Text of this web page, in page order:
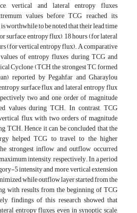
vertical and lateral entropy fluxes
values before TCG reached its
worthwhile to be noted that their lead time
surface entropy flux), 18 hours (for lateral
(for vertical entropy flux). A comparative
of entropy fluxes during TCG and
Cyclone (TCH, the strongest TC formed
reported by Pegahfar and Gharaylou
surface flux and lateral entropy flux
two and one order of magnitude
values during TCH. In contrast, TCG
flux with two orders of magnitude
TCH. Hence it can be concluded that the
helped TCG to travel to the higher
strongest inflow and outflow occurred
intensity, respectively. In a period
5 intensity and more, vertical extension
while outflow layer started from the
with results from the beginning of TCG
findings of this research showed that